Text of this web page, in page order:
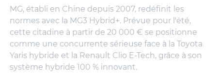
MG, établi en Chine depuis 2007, redéfinit les
normes avec la MG3 Hybrid+. Prévue pour l'été,
cette citadine à partir de 20 000 € se positionne
comme une concurrente sérieuse face à la Toyota
Yaris hybride et la Renault Clio E-Tech, grâce à son
système hybride 100 % innovant.